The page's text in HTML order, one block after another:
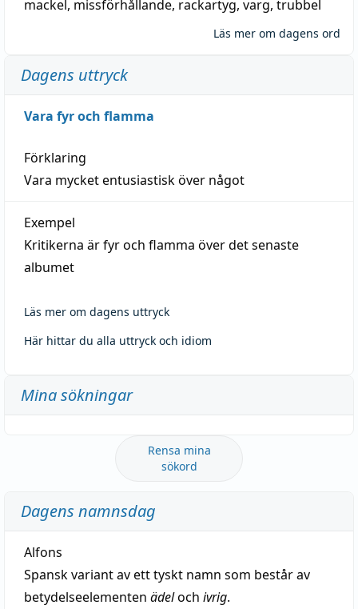
mackel , missförhållande, rackartyg, varg, trubbel
Läs mer om dagens ord
Dagens uttryck
Vara fyr och flamma
Förklaring
Vara mycket entusiastisk över något
Exempel
Kritikerna är fyr och flamma över det senaste
albumet
Läs mer om dagens uttryck
Här hittar du alla uttryck och idiom
Mina sökningar
Rensa mina
sökord
Dagens namnsdag
Alfons
Spansk variant av ett tyskt namn som består av
betydelseelementen ädeloch ivrig.